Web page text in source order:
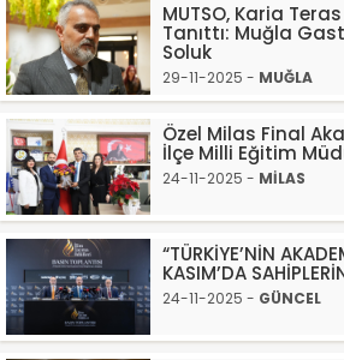
MUTSO, Karia
Tanıttı: Muğla
Soluk
29-11-2025 - MUĞLA
Özel Milas Final
İlçe Milli Eğitim
24-11-2025 - MİLAS
“TÜRKİYE’NİN
KASIM’DA
24-11-2025 - GÜNCEL